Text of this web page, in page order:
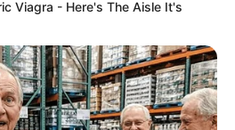
Viagra - Here's The Aisle It's